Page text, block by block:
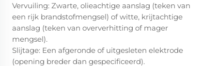
Vervuiling: Zwarte, olieachtige aanslag (teken van
een rijk brandstofmengsel) of witte, krijtachtige
aanslag (teken van oververhitting of mager
mengsel).
Slijtage: Een afgeronde of uitgesleten elektrode
(opening breder dan gespecificeerd).